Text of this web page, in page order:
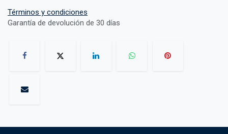
Términos y condiciones
Garantía de devolución de 30 días